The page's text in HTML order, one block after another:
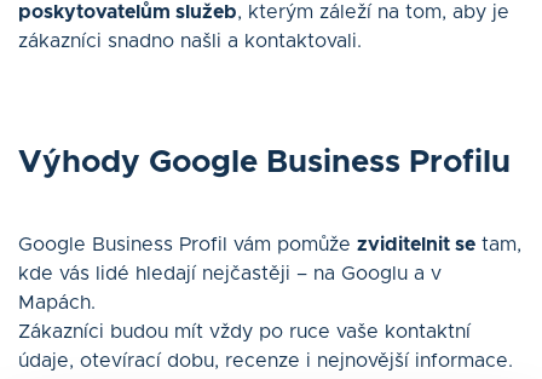
poskytovatelům služeb, kterým záleží na tom, aby je
zákazníci snadno našli a kontaktovali.
Výhody Google Business Profilu
Google Business Profil vám pomůže zviditelnit se tam,
kde vás lidé hledají nejčastěji – na Googlu a v
Mapách.
Zákazníci budou mít vždy po ruce vaše kontaktní
údaje, otevírací dobu, recenze i nejnovější informace.